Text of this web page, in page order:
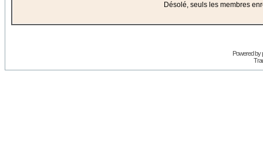
Désolé, seuls les membres
Powered by